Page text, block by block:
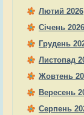
Лютий 2026
Січень 2026
Грудень
Листопад
Жовтень
Вересень
Серпень